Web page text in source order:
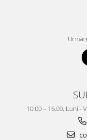
10.00 – 16.00, Luni -